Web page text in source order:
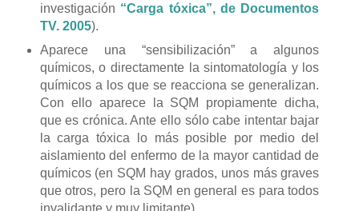
investigación “Carga tóxica”, de Documentos
TV. 2005).
Aparece una “sensibilización” a algunos
químicos, o directamente la sintomatología y los
químicos a los que se reacciona se generalizan.
Con ello aparece la SQM propiamente dicha,
que es crónica. Ante ello sólo cabe intentar bajar
la carga tóxica lo más posible por medio del
aislamiento del enfermo de la mayor cantidad de
químicos (en SQM hay grados, unos más graves
que otros, pero la SQM en general es para todos
invalidante y muy limitante).